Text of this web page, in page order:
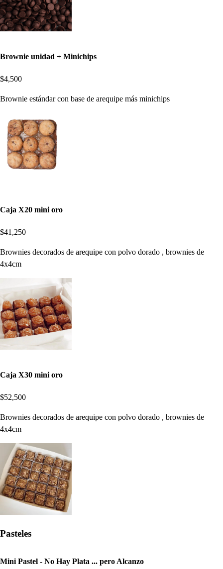
Brownie unidad + Minichips
$4,500
Brownie estándar con base de arequipe más minichips
Caja X20 mini oro
$41,250
Brownies decorados de arequipe con polvo dorado , brownies de
4x4cm
Caja X30 mini oro
$52,500
Brownies decorados de arequipe con polvo dorado , brownies de
4x4cm
Pasteles
Mini Pastel - No Hay Plata ... pero Alcanzo